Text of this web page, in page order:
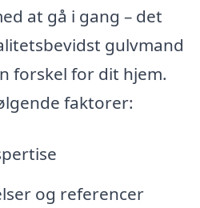
at gå i gang – det
gulvmand
forskel for dit hjem.
faktorer:
og referencer